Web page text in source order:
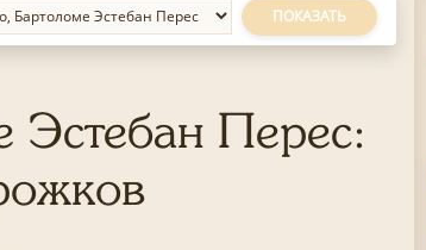
ПОКАЗАТЬ
Эстебан Перес: